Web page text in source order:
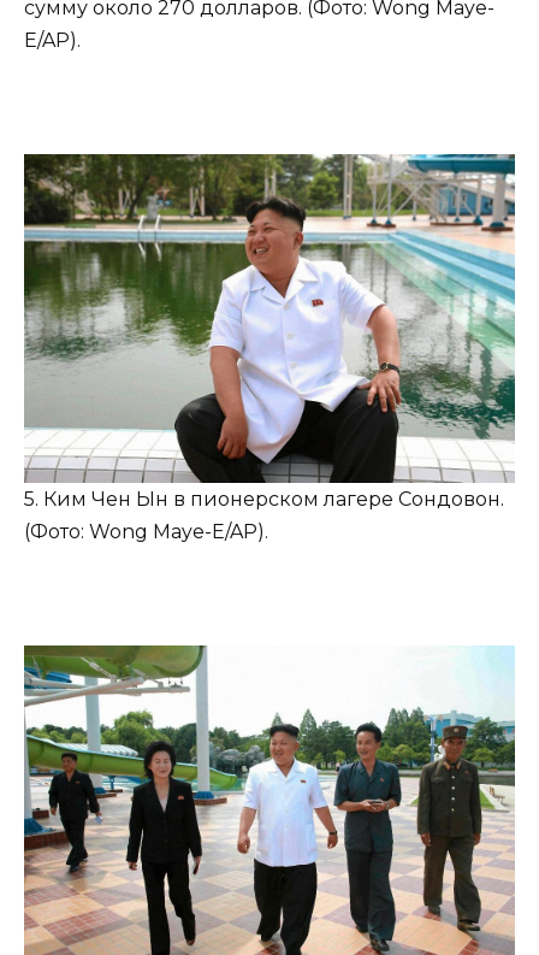
сумму около 270 долларов. (Фото: Wong Maye-
E/AP).
5. Ким Чен Ын в пионерском лагере Сондовон.
(Фото: Wong Maye-E/AP).